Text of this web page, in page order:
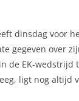
dinsdag voor
gegeven over
de EK-wedstrijd
ligt nog altijd